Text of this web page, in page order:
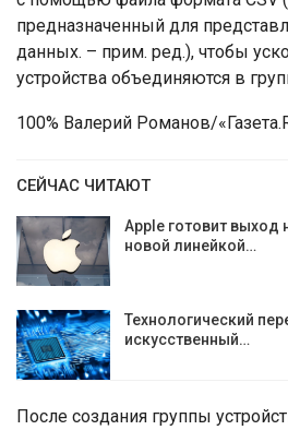
предназначенный для
данных. – прим. ред.), чтобы
устройства объединяются в
100% Валерий Романов/
СЕЙЧАС ЧИТАЮТ
Apple готовит выход
новой линейкой…
Технологический
искусственный…
После создания группы